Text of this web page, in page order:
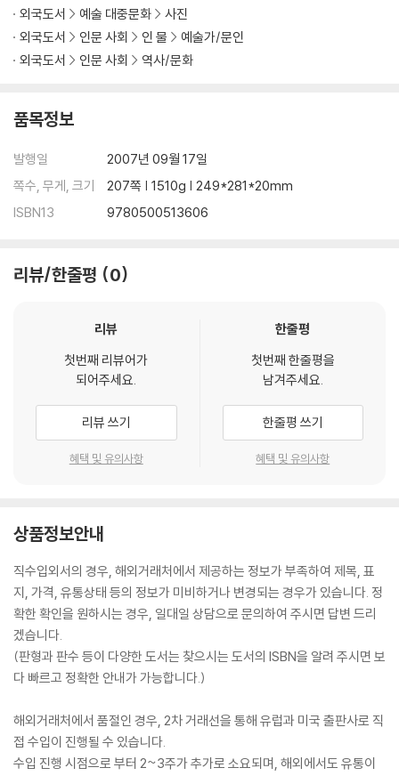
외국도서
예술 대중문화
사진
외국도서
인문 사회 인 물
예술가/문인
외국도서
인문 사회 역사/문화
품목정보
발행일
2007년 09월 17일
쪽수, 무게, 크기
207쪽 | 1510g | 249*281*20mm
ISBN13
9780500513606
리뷰/한줄평 0
리뷰
첫번째 리뷰어가
되어주세요.
리뷰 쓰기
혜택 및 유의사항
한줄평
첫번째 한줄평을
남겨주세요.
한줄평 쓰기
혜택 및 유의사항
상품정보안내
직수입외서의 경우, 해외거래처에서 제공하는 정보가 부족하여 제목, 표
지, 가격, 유통상태 등의 정보가 미비하거나 변경되는 경우가 있습니다. 정
확한 확인을 원하시는 경우, 일대일 상담으로 문의하여 주시면 답변 드리
겠습니다.
(판형과 판수 등이 다양한 도서는 찾으시는 도서의 ISBN을 알려 주시면 보
다 빠르고 정확한 안내가 가능합니다.)
해외거래처에서 품절인 경우, 2차 거래선을 통해 유럽과 미국 출판사로 직
접 수입이 진행될 수 있습니다.
수입 진행 시점으로 부터 2~3주가 추가로 소요되며, 해외에서도 유통이